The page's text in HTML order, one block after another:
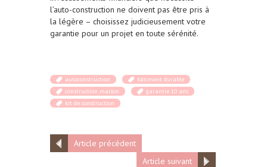
l’auto-construction ne doivent pas être pris à
la légère – choisissez judicieusement votre
garantie pour un projet en toute sérénité.
autoconstruction
bâtiment durable
construction maison
garantie 10 ans
kit de construction
Article précédent
Article suivant